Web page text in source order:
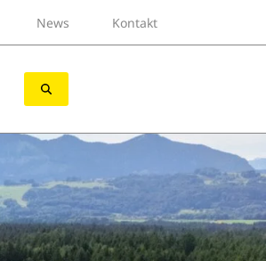
News Kontakt